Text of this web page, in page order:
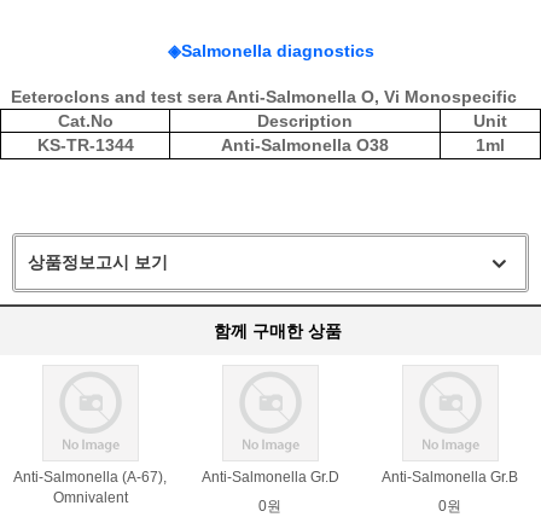
◈Salmonella diagnostics
Eeteroclons and test sera Anti-Salmonella O, Vi Monospecific
Cat.No
Description
Unit
KS-TR-1344
Anti-Salmonella O38 1ml
상품정보고시 보기
함께 구매한 상품
Anti-Salmonella (A-67),
Omnivalent
Anti-Salmonella Gr.D
0원
Anti-Salmonella Gr.B
0원